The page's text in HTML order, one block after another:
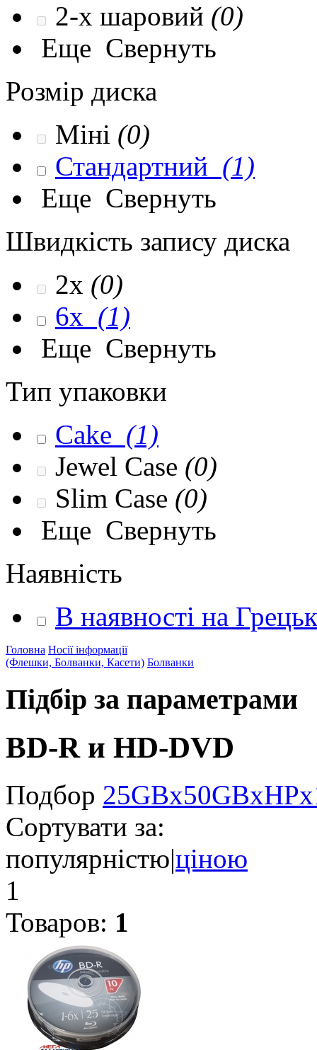
2-х шаровий (0)
Еще Свернуть
Розмір диска
Міні (0)
Стандартний (1)
Еще Свернуть
Швидкість запису диска
2x (0)
6x (1)
Еще Свернуть
Тип упаковки
Cake (1)
Jewel Case (0)
Slim Case (0)
Еще Свернуть
Наявність
В наявності на
Головна Носії інформації
(Флешки, Болванки, Касети) Болванки
Підбір за параметрами
BD-R и HD-DVD
Подбор 25GBx50GBxHPx
Сортувати за:
популярністю|ціною
1
Товаров: 1